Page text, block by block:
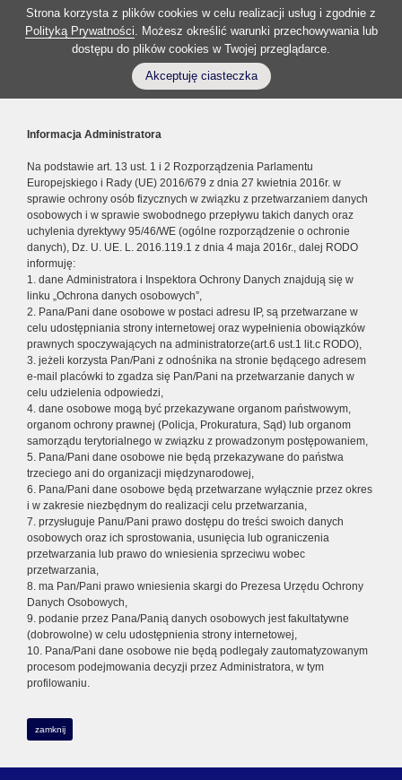
Strona korzysta z plików cookies w celu realizacji usług i zgodnie z
Polityką Prywatności. Możesz określić warunki przechowywania lub
dostępu do plików cookies w Twojej przeglądarce.
Akceptuję ciasteczka
Informacja Administratora
Na podstawie art. 13 ust. 1 i 2 Rozporządzenia Parlamentu
Europejskiego i Rady (UE) 2016/679 z dnia 27 kwietnia 2016r. w
sprawie ochrony osób fizycznych w związku z przetwarzaniem danych
osobowych i w sprawie swobodnego przepływu takich danych oraz
uchylenia dyrektywy 95/46/WE (ogólne rozporządzenie o ochronie
danych), Dz. U. UE. L. 2016.119.1 z dnia 4 maja 2016r., dalej RODO
informuję:
1. dane Administratora i Inspektora Ochrony Danych znajdują się w
linku „Ochrona danych osobowych”,
2. Pana/Pani dane osobowe w postaci adresu IP, są przetwarzane w
celu udostępniania strony internetowej oraz wypełnienia obowiązków
prawnych spoczywających na administratorze(art.6 ust.1 lit.c RODO),
3. jeżeli korzysta Pan/Pani z odnośnika na stronie będącego adresem
e-mail placówki to zgadza się Pan/Pani na przetwarzanie danych w
celu udzielenia odpowiedzi,
4. dane osobowe mogą być przekazywane organom państwowym,
organom ochrony prawnej (Policja, Prokuratura, Sąd) lub organom
samorządu terytorialnego w związku z prowadzonym postępowaniem,
5. Pana/Pani dane osobowe nie będą przekazywane do państwa
trzeciego ani do organizacji międzynarodowej,
6. Pana/Pani dane osobowe będą przetwarzane wyłącznie przez okres
i w zakresie niezbędnym do realizacji celu przetwarzania,
7. przysługuje Panu/Pani prawo dostępu do treści swoich danych
osobowych oraz ich sprostowania, usunięcia lub ograniczenia
przetwarzania lub prawo do wniesienia sprzeciwu wobec
przetwarzania,
8. ma Pan/Pani prawo wniesienia skargi do Prezesa Urzędu Ochrony
Danych Osobowych,
9. podanie przez Pana/Panią danych osobowych jest fakultatywne
(dobrowolne) w celu udostępnienia strony internetowej,
10. Pana/Pani dane osobowe nie będą podlegały zautomatyzowanym
procesom podejmowania decyzji przez Administratora, w tym
profilowaniu.
zamknij